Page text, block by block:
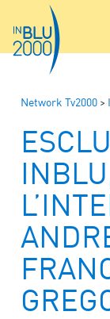
Network Tv2000 >